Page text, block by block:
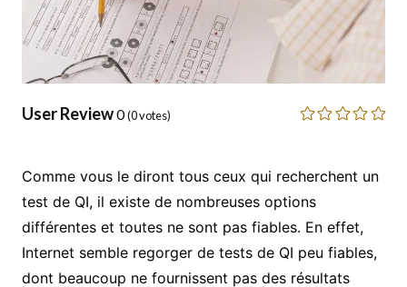
User Review0(0votes)
Comme vous le diront tous ceux qui recherchent un
test de QI, il existe de nombreuses options
différentes et toutes ne sont pas fiables. En effet,
Internet semble regorger de tests de QI peu fiables,
dont beaucoup ne fournissent pas des résultats